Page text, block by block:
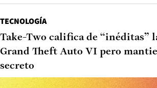
TECNOLOGÍA
Take-Two califica de “inéditas”
Grand Theft Auto VI pero
secreto